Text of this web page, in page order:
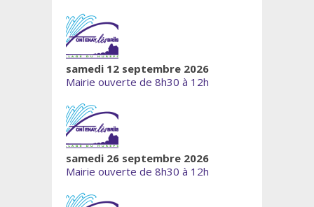
samedi 12 septembre 2026
Mairie ouverte de 8h30 à 12h
samedi 26 septembre 2026
Mairie ouverte de 8h30 à 12h